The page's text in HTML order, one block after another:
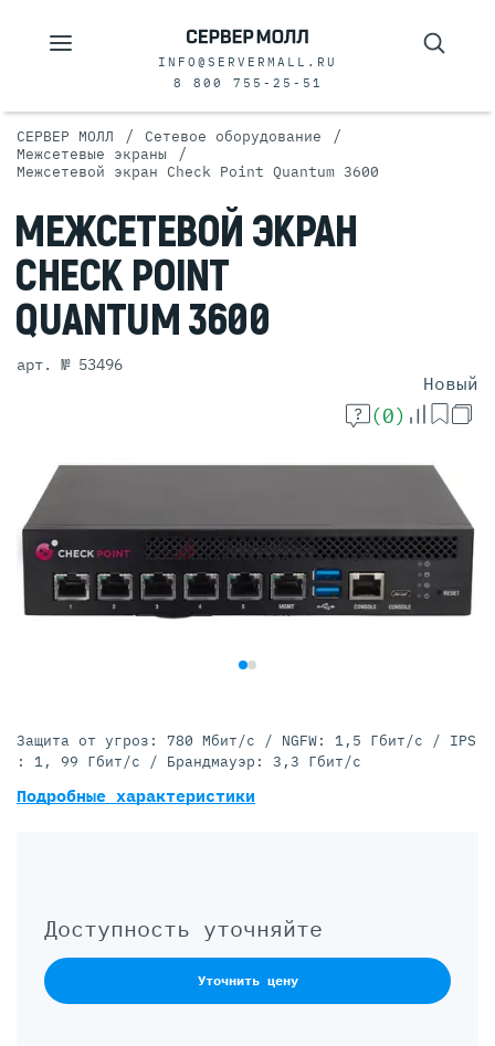
INFO@SERVERMALL.RU
8 800 755-25-51
СЕРВЕР МОЛЛ / Сетевое оборудование /
Межсетевые экраны /
Межсетевой экран Check Point Quantum 3600
МЕЖСЕТЕВОЙ ЭКРАН
CHECK POINT
QUANTUM 3600
арт. № 53496
Новый
(0)
Доступность уточняйте
Уточнить цену
Защита от угроз: 780 Мбит/с / NGFW: 1,5 Гбит/с / IPS
: 1, 99 Гбит/с / Брандмауэр: 3,3 Гбит/с
Подробные характеристики